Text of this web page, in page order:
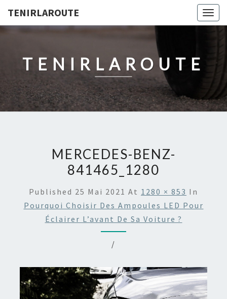
TENIRLAROUTE
TENIRLAROUTE
MERCEDES-BENZ-
841465_1280
Published 25 Mai 2021 At 1280 × 853 In
Pourquoi Choisir Des Ampoules LED Pour
Éclairer L’avant De Sa Voiture ?
/